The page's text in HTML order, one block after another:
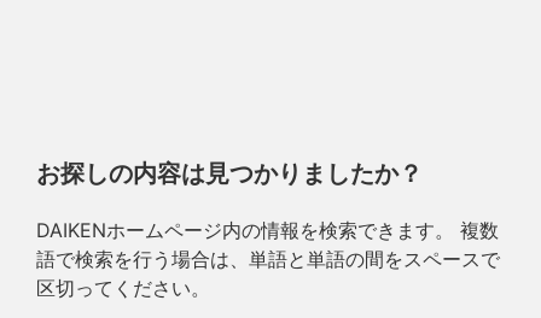
お探しの内容は見つかりましたか？
DAIKENホームページ内の情報を検索できます。 複数
語で検索を行う場合は、単語と単語の間をスペースで
区切ってください。